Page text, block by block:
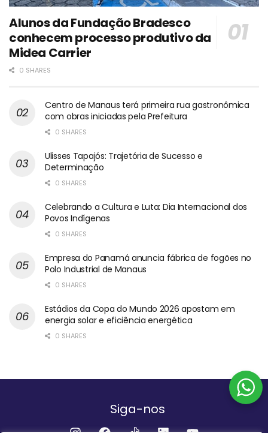
Alunos da Fundação Bradesco
conhecem processo produtivo da
Midea Carrier
0 SHARES
Centro de Manaus terá primeira rua gastronômica
com obras iniciadas pela Prefeitura
0 SHARES
Ulisses Tapajós: Trajetória de Sucesso e
Determinação
0 SHARES
Celebrando a Cultura e Luta: Dia Internacional dos
Povos Indígenas
0 SHARES
Empresa do Panamá anuncia fábrica de fogões no
Polo Industrial de Manaus
0 SHARES
Estádios da Copa do Mundo 2026 apostam em
energia solar e eficiência energética
0 SHARES
Siga-nos